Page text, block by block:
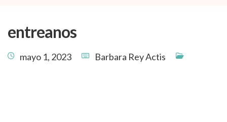
entreanos
mayo 1, 2023 Barbara Rey Actis